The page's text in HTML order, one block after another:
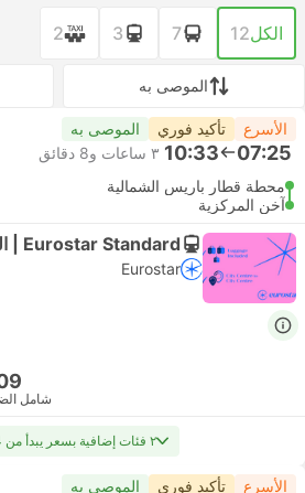
الكل12
7
3
2
الموصى به
الأسرع تأكيد فوري الموصى به
07:25
10:33 ٣ ساعات و‫8 دقائق
محطة قطار باريس الشمالية
آخن المركزية
Eurostar Standard | القطار #9411
Eurostar
شامل
٢ فئات إضافية بسعر يبدأ من USD 214
الأسرع تأكيد فوري الموصى به